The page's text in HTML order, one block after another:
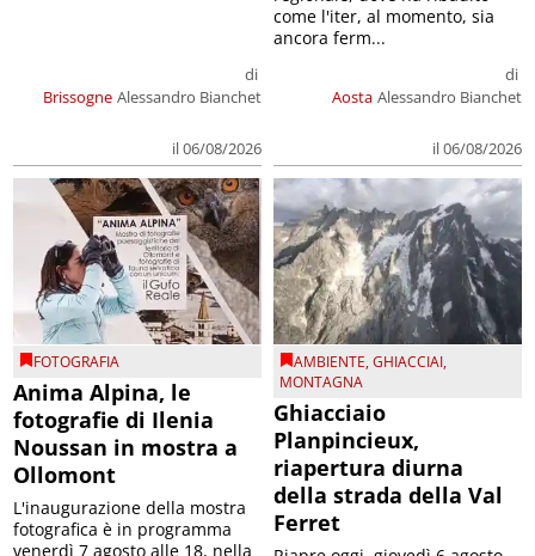
Brissogne
di
Alessandro Bianchet
il 06/08/2026
Aosta
di
Alessandro Bianchet
il 06/08/2026
come l'iter, al momento, sia
ancora ferm...
FOTOGRAFIA
Anima Alpina, le
fotografie di Ilenia
Noussan in mostra a
Ollomont
L'inaugurazione della mostra
fotografica è in programma
venerdì 7 agosto alle 18, nella
AMBIENTE,GHIACCIAI,
MONTAGNA
Ghiacciaio
Planpincieux,
riapertura diurna
della strada della Val
Ferret